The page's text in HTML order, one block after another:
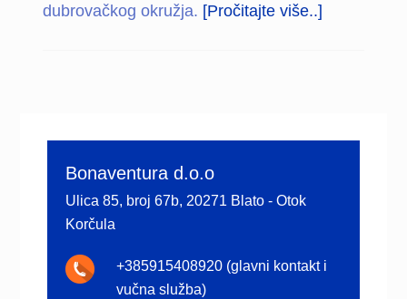
dubrovačkog okružja. [Pročitajte više..]
Sidebar
Bonaventura d.o.o
Ulica 85, broj 67b, 20271 Blato - Otok
Korčula
+385915408920 (glavni kontakt i
vučna služba)